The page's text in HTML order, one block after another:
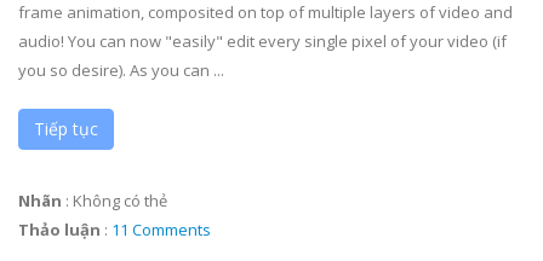
frame animation, composited on top of multiple layers of video and
audio! You can now "easily" edit every single pixel of your video (if
you so desire). As you can ...
Tiếp tục
Nhãn : Không có thẻ
Thảo luận : 11 Comments